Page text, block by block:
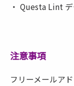
・ Questa Lint
注意事項
フリーメールア